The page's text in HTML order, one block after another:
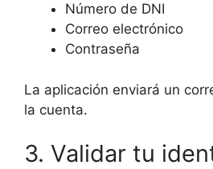
Número de DNI
Correo electrónico
Contraseña
La aplicación enviará un
la cuenta.
3. Validar tu